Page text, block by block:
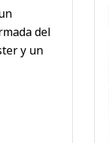
del
y un